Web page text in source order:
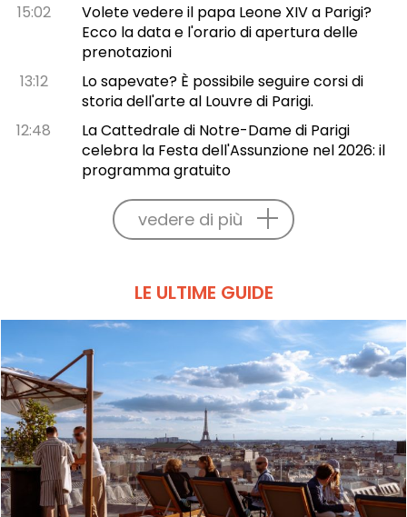
15:02
Volete vedere il papa Leone XIV a Parigi?
Ecco la data e l'orario di apertura delle
prenotazioni
13:12
Lo sapevate? È possibile seguire corsi di
storia dell'arte al Louvre di Parigi.
12:48
La Cattedrale di Notre-Dame di Parigi
celebra la Festa dell'Assunzione nel 2026: il
programma gratuito
vedere di più
LE ULTIME GUIDE